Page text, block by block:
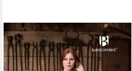
BURGSCHNEIDER
Ritter-Kostüm Mittelalter
Kleid Typ Unterkleid Freya